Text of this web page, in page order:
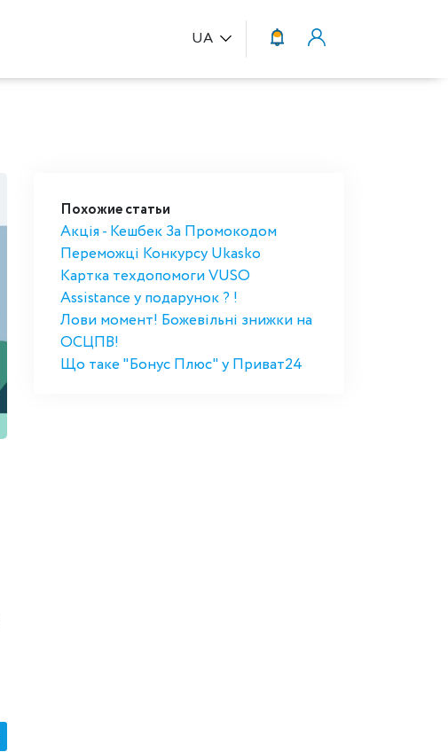
UA
Похожие статьи
Акція - Кешбек За Промокодом
Переможці Конкурсу Ukasko
Картка техдопомоги VUSO
Assistance у подарунок ? !
Лови момент! Божевільні знижки на
ОСЦПВ!
Що таке "Бонус Плюс" у Приват24